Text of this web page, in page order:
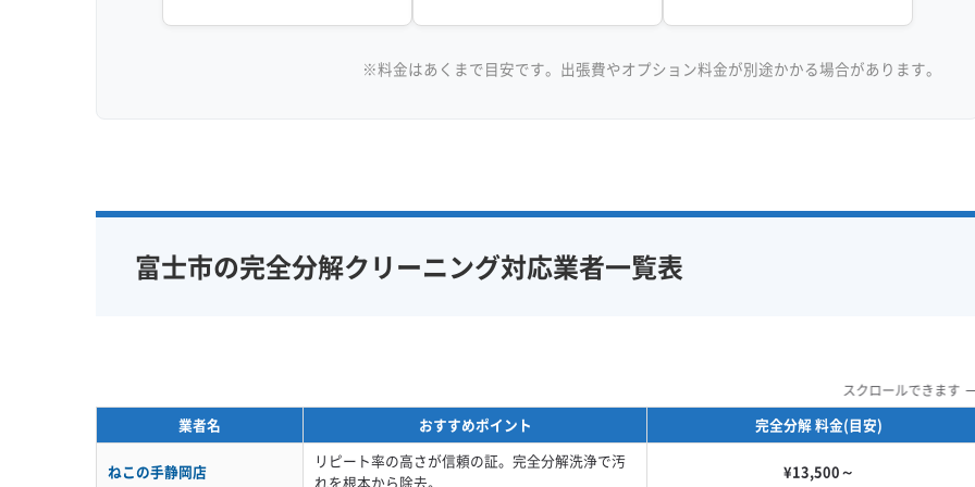
※料金はあくまで目安です。出張費やオプション料金が別途かかる場合があります。
富士市の完全分解クリーニング対応業者一覧表
スクロールできます
業者名 おすすめポイント 完全分解 料金(目安)
ねこの手静岡店
リピート率の高さが信頼の証。完全分解洗浄で汚
れを根本から除去。
¥13,500～